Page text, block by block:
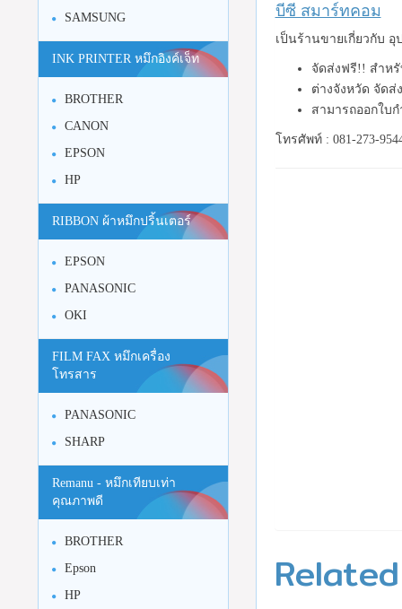
บีซี สมาร์ทคอม
เป็นร้านขายเกี่ยวกับ
จัดส่งฟรี!! สำห
ต่างจังหวัด จัดส่
สามารถออกใบ
โทรศัพท์ : 081-273-
SAMSUNG
INK PRINTER หมึกอิงค์เจ็ท
BROTHER
CANON
EPSON
HP
RIBBON ผ้าหมึกปริ้นเตอร์
EPSON
PANASONIC
OKI
FILM FAX หมึกเครื่อง
โทรสาร
PANASONIC
SHARP
Remanu - หมึกเทียบเท่า
คุณภาพดี
BROTHER
Epson
HP